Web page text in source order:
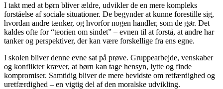
I takt med at børn bliver ældre, udvikler de en mere kompleks
forståelse af sociale situationer. De begynder at kunne forestille sig,
hvordan andre tænker, og hvorfor nogen handler, som de gør. Det
kaldes ofte for “teorien om sindet” – evnen til at forstå, at andre har
tanker og perspektiver, der kan være forskellige fra ens egne.
I skolen bliver denne evne sat på prøve. Gruppearbejde, venskaber
og konflikter kræver, at børn kan tage hensyn, lytte og finde
kompromiser. Samtidig bliver de mere bevidste om retfærdighed og
uretfærdighed – en vigtig del af den moralske udvikling.